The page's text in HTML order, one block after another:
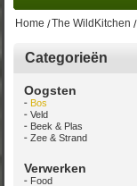
Home The WildKitchen
Categorieën
Oogsten
Bos
Veld
Beek & Plas
Zee & Strand
Verwerken
Food